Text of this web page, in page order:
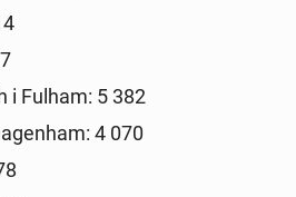
i Fulham: 5 382
4 070